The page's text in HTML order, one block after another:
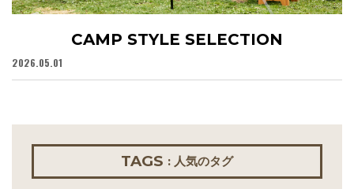
CAMP STYLE SELECTION
2026.05.01
TAGS : 人気のタグ